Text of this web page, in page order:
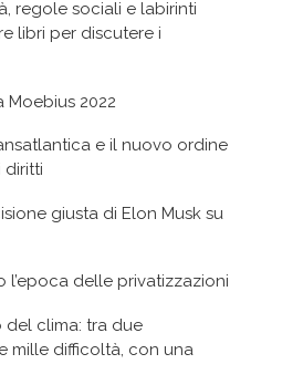
regole sociali e labirinti
libri per discutere i
Moebius 2022
e il nuovo ordine
diritti
giusta di Elon Musk su
l’epoca delle privatizzazioni
del clima: tra due
mille difficoltà, con una